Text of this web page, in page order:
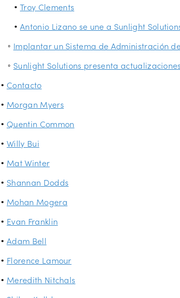
Troy Clements
Antonio Lizano se une a Sunlight
Implantar un Sistema de Administración
Sunlight Solutions presenta
Contacto
Morgan Myers
Quentin Common
Willy Bui
Mat Winter
Shannan Dodds
Mohan Mogera
Evan Franklin
Adam Bell
Florence Lamour
Meredith Nitchals